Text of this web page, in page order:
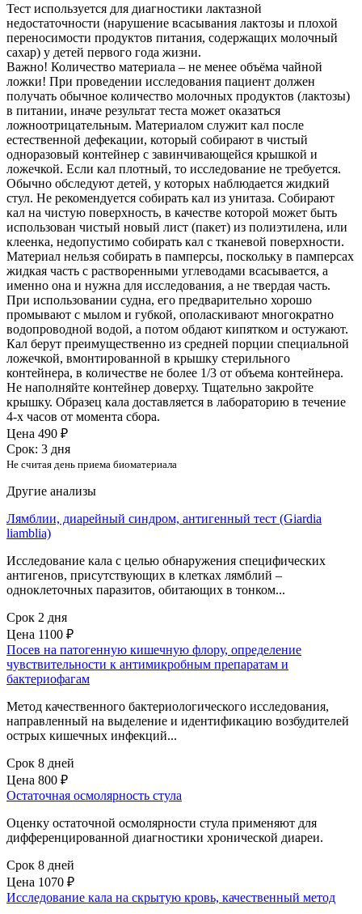
Тест используется для диагностики лактазной
недостаточности (нарушение всасывания лактозы и плохой
переносимости продуктов питания, содержащих молочный
сахар) у детей первого года жизни.
Важно! Количество материала – не менее объёма чайной
ложки! При проведении исследования пациент должен
получать обычное количество молочных продуктов (лактозы)
в питании, иначе результат теста может оказаться
ложноотрицательным. Материалом служит кал после
естественной дефекации, который собирают в чистый
одноразовый контейнер с завинчивающейся крышкой и
ложечкой. Если кал плотный, то исследование не требуется.
Обычно обследуют детей, у которых наблюдается жидкий
стул. Не рекомендуется собирать кал из унитаза. Собирают
кал на чистую поверхность, в качестве которой может быть
использован чистый новый лист (пакет) из полиэтилена, или
клеенка, недопустимо собирать кал с тканевой поверхности.
Материал нельзя собирать в памперсы, поскольку в памперсах
жидкая часть с растворенными углеводами всасывается, а
именно она и нужна для исследования, а не твердая часть.
При использовании судна, его предварительно хорошо
промывают с мылом и губкой, ополаскивают многократно
водопроводной водой, а потом обдают кипятком и остужают.
Кал берут преимущественно из средней порции специальной
ложечкой, вмонтированной в крышку стерильного
контейнера, в количестве не более 1/3 от объема контейнера.
Не наполняйте контейнер доверху. Тщательно закройте
крышку. Образец кала доставляется в лабораторию в течение
4-х часов от момента сбора.
Цена 490 ₽
Срок: 3 дня
Не считая день приема биоматериала
Другие анализы
Лямблии, диарейный синдром, антигенный тест (Giardia
liamblia)
Исследование кала с целью обнаружения специфических
антигенов, присутствующих в клетках лямблий –
одноклеточных паразитов, обитающих в тонком...
Срок 2 дня
Цена 1100 ₽
Посев на патогенную кишечную флору, определение
чувствительности к антимикробным препаратам и
бактериофагам
Метод качественного бактериологического исследования,
направленный на выделение и идентификацию возбудителей
острых кишечных инфекций...
Срок 8 дней
Цена 800 ₽
Остаточная осмолярность стула
Оценку остаточной осмолярности стула применяют для
дифференцированной диагностики хронической диареи.
Срок 8 дней
Цена 1070 ₽
Исследование кала на скрытую кровь, качественный метод